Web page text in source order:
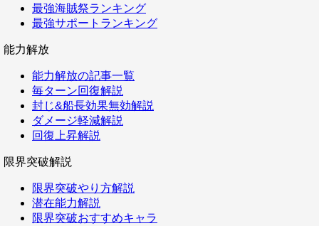
最強海賊祭ランキング
最強サポートランキング
能力解放
能力解放の記事一覧
毎ターン回復解説
封じ&船長効果無効解説
ダメージ軽減解説
回復上昇解説
限界突破解説
限界突破やり方解説
潜在能力解説
限界突破おすすめキャラ